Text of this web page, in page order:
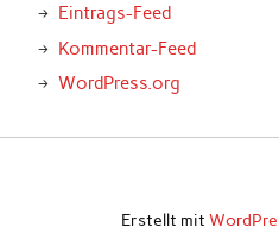
Eintrags-Feed
Kommentar-Feed
WordPress.org
Erstellt mit